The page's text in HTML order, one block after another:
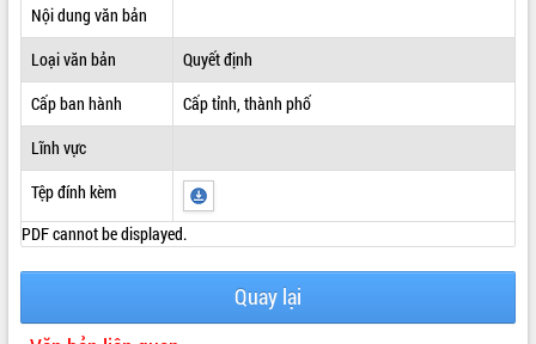
QUY HOẠCH - KẾ HOẠCH
Nội dung văn bản
Loại văn bản
Quyết định
Cấp ban hành
Cấp tỉnh, thành phố
Lĩnh vực
Tệp đính kèm
PDF cannot be displayed.
Quay lại